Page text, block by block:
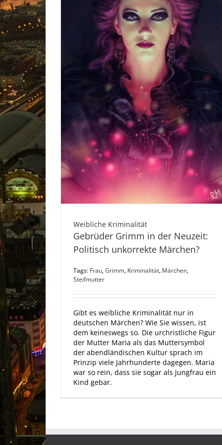
Weibliche Kriminalität
Gebrüder Grimm in der Neuzeit:
Politisch unkorrekte Märchen?
Tags: Frau,Grimm, Kriminalität, Märchen,
Steifmutter
Gibt es weibliche Kriminalität nur in
deutschen Märchen? Wie Sie wissen, ist
dem keineswegs so. Die urchristliche Figur
der Mutter Maria als das Muttersymbol
der abendländischen Kultur sprach im
Prinzip viele Jahr­hunderte dagegen. Maria
war so rein, dass sie sogar als Jungfrau ein
Kind gebar.